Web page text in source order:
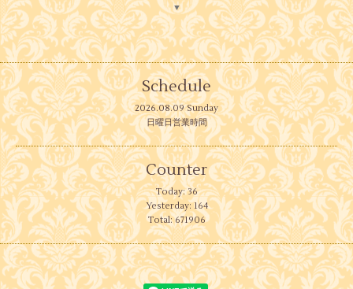
▼
Schedule
2026.08.09 Sunday
日曜日営業時間
Counter
Today:36
Yesterday:164
Total:671906